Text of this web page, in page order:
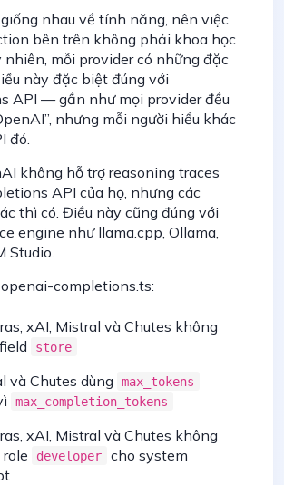
nhau về tính năng, nên việc
bên trên không phải khoa học
nhiên, mỗi provider có những đặc
này đặc biệt đúng với
API — gần như mọi provider đều
nhưng mỗi người hiểu khác
đó.
không hỗ trợ reasoning traces
API của họ, nhưng các
thì có. Điều này cũng đúng với
engine như llama.cpp, Ollama,
Studio.
completions.ts:
xAI, Mistral và Chutes không
store
và Chutes dùng max_tokens
max_completion_tokens
xAI, Mistral và Chutes không
developer
cho system